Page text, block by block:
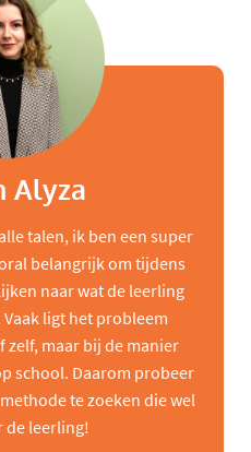
Alyza
talen, ik ben een super
belangrijk om tijdens
naar wat de leerling
ligt het probleem
maar bij de manier
school. Daarom probeer
te zoeken die wel
de leerling!